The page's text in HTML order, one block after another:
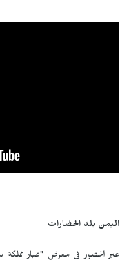
اليمن بلد الحضارات
عبر الحضور في معرض "غبار مملكة